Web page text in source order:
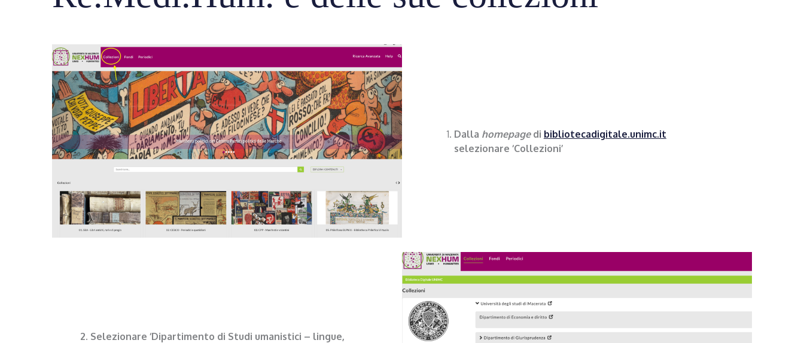
Dalla homepagedi bibliotecadigitale.unimc.it
selezionare ‘Collezioni’
2. Selezionare ‘Dipartimento di Studi umanistici – lingue,